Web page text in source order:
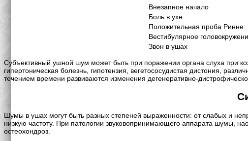
Внезапное начало
Боль в ухе
Положительная проба Ринне
Вестибулярное
Звон в ушах
Субъективный ушной шум может быть при поражении органа слуха при
гипертоническая болезнь, гипотензия, вегетососудистая дистония,
течением времени развиваются изменения дегенеративно-
Шумы в ушах могут быть разных степеней выраженности: от слабых и
низкую частоту. При патологии звуковопринимающего аппарата шумы,
остеохондроз.